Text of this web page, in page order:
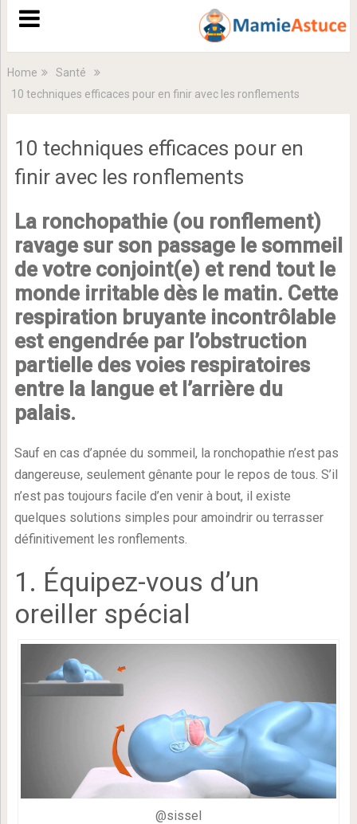
Home
Santé
10 techniques efficaces pour en finir avec les ronflements
10 techniques efficaces pour en
finir avec les ronflements
La ronchopathie (ou ronflement)
ravage sur son passage le sommeil
de votre conjoint(e) et rend tout le
monde irritable dès le matin. Cette
respiration bruyante incontrôlable
est engendrée par l’obstruction
partielle des voies respiratoires
entre la langue et l’arrière du
palais.
Sauf en cas d’apnée du sommeil, la ronchopathie n’est pas
dangereuse, seulement gênante pour le repos de tous. S’il
n’est pas toujours facile d’en venir à bout, il existe
quelques solutions simples pour amoindrir ou terrasser
définitivement les ronflements.
1. Équipez-vous d’un
oreiller spécial
@sissel